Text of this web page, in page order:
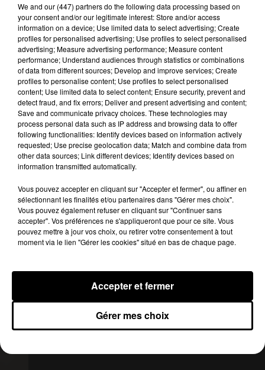
La guerre suit alors son cours quanddes soldats
venus de Marseille viennent renforcer les rangs.
Les Marseillais repartent avec le chant sous le
bras et sur les lèvres, et lerebaptisent à leur
gloire. Le chant connait alors un énorme succès,
devenant symbole de révolution, avant d’être
interdit pendant 30 ans par Napoléon. Il refait
surface lors de la deuxième révolution de 1830,
avant d’être enfindécrété hymne national en
1879.
La version officielle comprend 7 couplets que
We and our (447) partnersdo the following data processing based on
your consent and/or our legitimate interest: Store and/or access
information on a device; Use limited data to select advertising; Create
profiles for personalised advertising; Use profiles to select personalised
advertising; Measure advertising performance; Measure content
performance; Understand audiences through statistics or combinations
of data from different sources; Develop and improve services; Create
profiles to personalise content; Use profiles to select personalised
content; Use limited data to select content; Ensure security, prevent and
detect fraud, and fix errors; Deliver and present advertising and content;
Save and communicate privacy choices. These technologies may
process personal data such as IP address and browsing data to offer
following functionalities: Identify devices based on information actively
requested; Use precise geolocation data; Match and combine data from
other data sources; Link different devices; Identify devices based on
information transmitted automatically.
Vous pouvez accepter en cliquant sur "Accepter et fermer", ou affiner en
sélectionnant les finalités et/ou partenaires dans "Gérer mes choix".
Vous pouvez également refuser en cliquant sur "Continuer sans
accepter". Vos préférences ne s'appliqueront que pour ce site. Vous
pouvez mettre à jour vos choix, ou retirer votre consentement à tout
moment via le lien "Gérer les cookies" situé en bas de chaque page.
Gérer mes choix
Accepter et fermer